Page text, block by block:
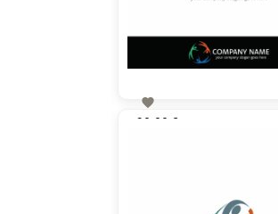

90,00 €